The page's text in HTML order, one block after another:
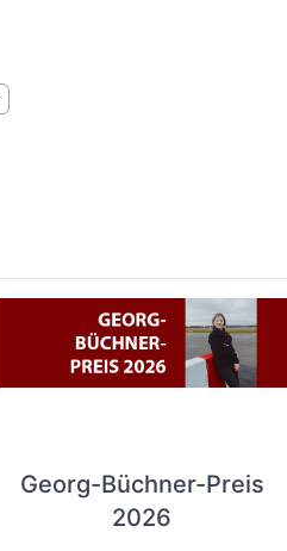
Georg-Büchner-Preis
2026